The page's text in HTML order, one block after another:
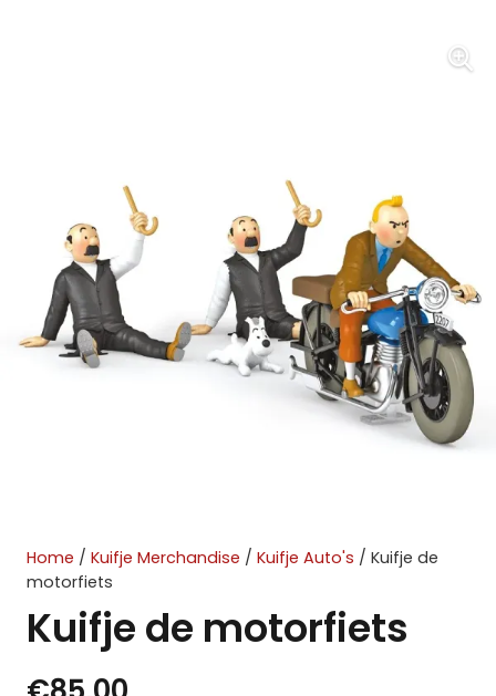
Home / Kuifje Merchandise / Kuifje Auto's / Kuifje de
motorfiets
Kuifje de motorfiets